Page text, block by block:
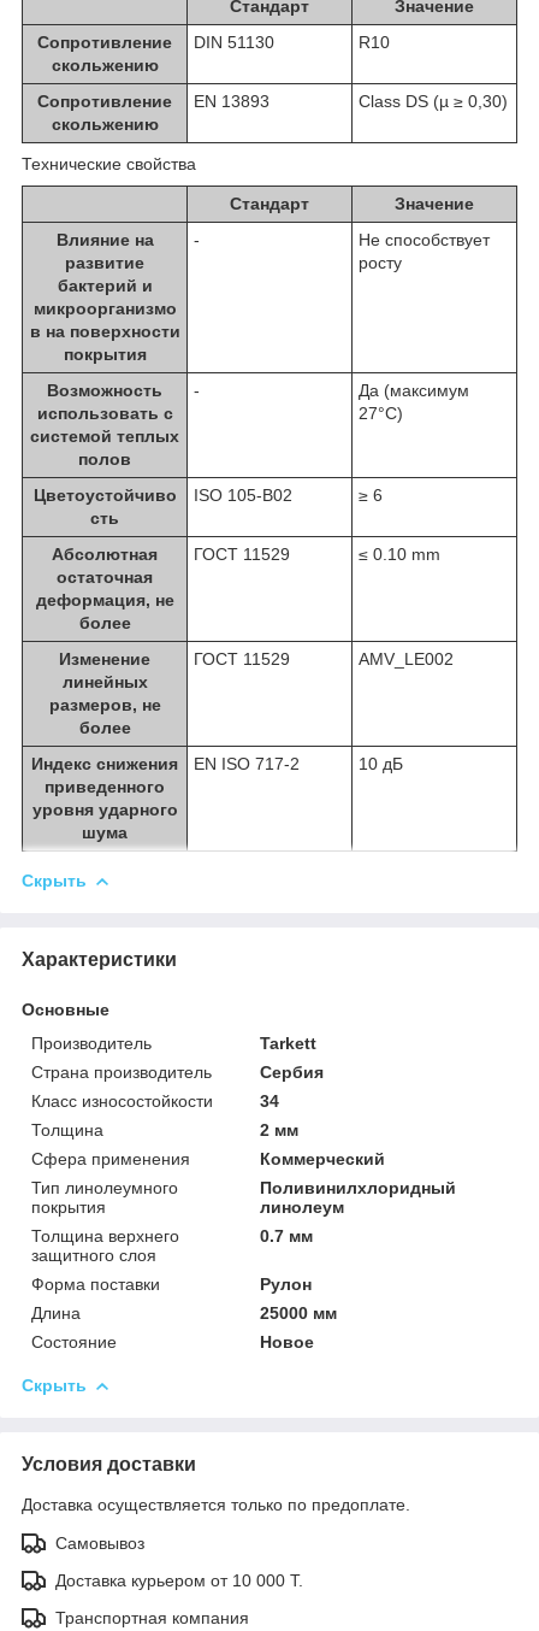
Стандарт
Значение
Сопротивление
скольжению
DIN 51130 R10
Сопротивление
скольжению
EN 13893 Class DS (µ ≥ 0,30)
Технические свойства
Стандарт
Значение
Влияние на
развитие
бактерий и
микроорганизмо
в на поверхности
покрытия
-
Не способствует
росту
Возможность
использовать с
системой теплых
полов
-
Да (максимум
27°C)
Цветоустойчиво
сть
ISO 105-B02 ≥ 6
Абсолютная
остаточная
деформация, не
более
ГОСТ 11529 ≤ 0.10 mm
Изменение
линейных
размеров, не
более
ГОСТ 11529 AMV_LE002
Индекс снижения
приведенного
уровня ударного
шума
EN ISO 717-2 10 дБ
Скрыть
Характеристики
Основные
Производитель
Tarkett
Страна производитель
Сербия
Класс износостойкости
34
Толщина
2 мм
Сфера применения
Коммерческий
Тип линолеумного
покрытия
Поливинилхлоридный
линолеум
Толщина верхнего
защитного слоя
0.7 мм
Форма поставки
Рулон
Длина
25000 мм
Состояние
Новое
Скрыть
Условия доставки
Доставка осуществляется только по предоплате.
Самовывоз
Доставка курьером от 10 000 Т.
Транспортная компания